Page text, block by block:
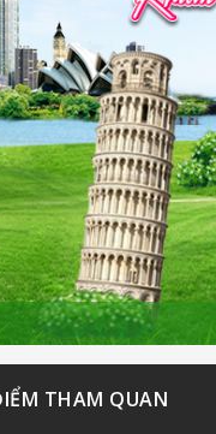
THAM QUAN